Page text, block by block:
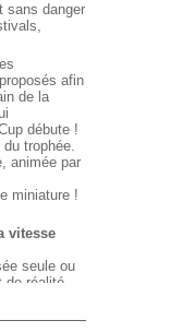
sans danger
afin
de la
débute !
trophée.
animée par
miniature !
vitesse
seule ou
de réalité